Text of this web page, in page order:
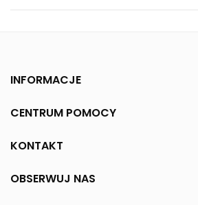
INFORMACJE
CENTRUM POMOCY
KONTAKT
OBSERWUJ NAS